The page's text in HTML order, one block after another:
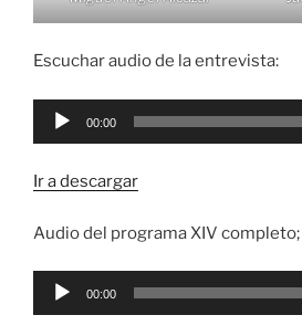
Escuchar audio de la entrevista:
Reproductor
00:00
Ir a descargar
Audio del programa XIV completo;
Reproductor
00:00